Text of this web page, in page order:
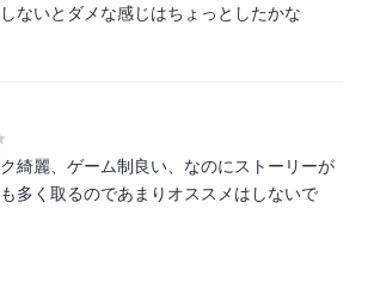
ないとダメな感じはちょっとしたかな
綺麗、ゲーム制良い、なのにストーリーが
多く取るのであまりオススメはしないで